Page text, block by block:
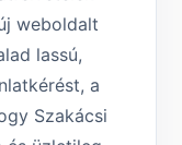
weboldalt
lassú,
a
Szakácsi